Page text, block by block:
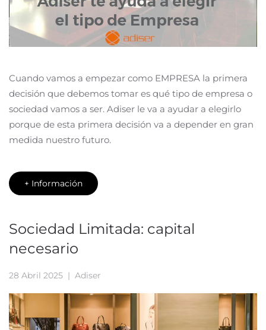
Cuando vamos a empezar como EMPRESA la primera
decisión que debemos tomar es qué tipo de empresa o
sociedad vamos a ser. Adiser le va a ayudar a elegirlo
porque de esta primera decisión va a depender en gran
medida nuestro futuro.
+ Información
Sociedad Limitada: capital
necesario
28 Abril 2025 | Adiser